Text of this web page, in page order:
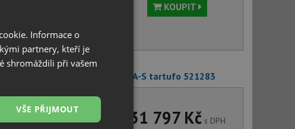
KOUPIT
deska 523469 + Blanco AVONA-S tartufo 521283
31 797 Kčs DPH
Informace o
partnery, kteří je
shromáždili při vašem
VŠE PŘIJMOUT